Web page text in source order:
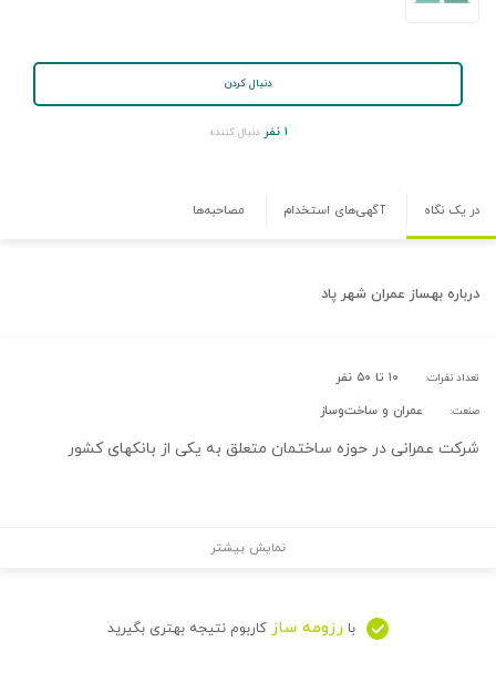
دنبال کردن
۱ نفر دنبال کننده
در یک نگاه آگهی‌های استخدام مصاحبه‌ها
درباره بهساز عمران شهر پاد
تعداد نفرات: ۱۰ تا ۵۰ نفر
صنعت: عمران و ساخت‌وساز
شرکت عمرانی در حوزه ساختمان متعلق به یکی از بانکهای کشور
نمایش بیشتر
با رزومه ساز کاربوم نتیجه بهتری بگیرید